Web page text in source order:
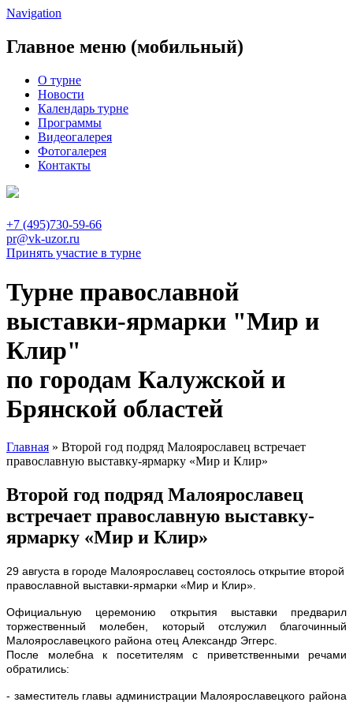
Navigation
Главное меню (мобильный)
О турне
Новости
Календарь турне
Программы
Видеогалерея
Фотогалерея
Контакты
+7 (495)730-59-66
pr@vk-uzor.ru
Принять участие в турне
Турне православной
выставки-ярмарки "Мир и
Клир"
по городам Калужской и
Брянской областей
Вы здесь
Главная » Второй год подряд Малоярославец встречает
православную выставку-ярмарку «Мир и Клир»
Второй год подряд Малоярославец
встречает православную выставку-
ярмарку «Мир и Клир»
29 августа в городе Малоярославец состоялось открытие второй
православной выставки-ярмарки «Мир и Клир».
Официальную церемонию открытия выставки предварил
торжественный молебен, который отслужил благочинный
Малоярославецкого района отец Александр Эггерс.
После молебна к посетителям с приветственными речами
обратились:
- заместитель главы администрации Малоярославецкого района